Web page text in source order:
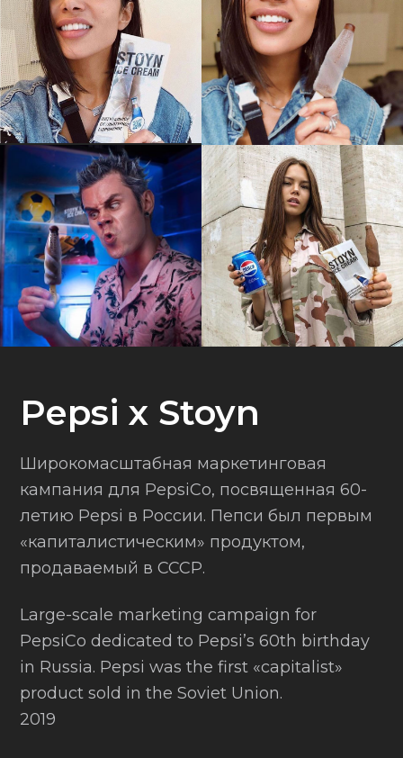
Pepsi x Stoyn
Широкомасштабная маркетинговая
кампания для PepsiCo, посвященная 60-
летию Pepsi в России. Пепси был первым
«капиталистическим» продуктом,
продаваемый в СССР.
Large-scale marketing campaign for
PepsiCo dedicated to Pepsi’s 60th birthday
in Russia. Pepsi was the first «capitalist»
product sold in the Soviet Union.
2019